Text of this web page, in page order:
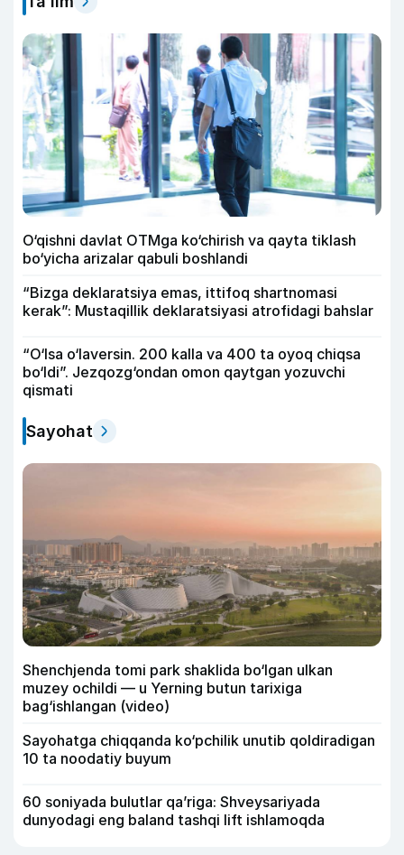
O‘qishni davlat OTMga ko‘chirish va qayta tiklash
bo‘yicha arizalar qabuli boshlandi
“Bizga deklaratsiya emas, ittifoq shartnomasi
kerak”: Mustaqillik deklaratsiyasi atrofidagi bahslar
“O‘lsa o‘laversin. 200 kalla va 400 ta oyoq chiqsa
bo‘ldi”. Jezqozg‘ondan omon qaytgan yozuvchi
qismati
Sayohat
Shenchjenda tomi park shaklida bo‘lgan ulkan
muzey ochildi — u Yerning butun tarixiga
bag‘ishlangan (video)
Sayohatga chiqqanda ko‘pchilik unutib qoldiradigan
10 ta noodatiy buyum
60 soniyada bulutlar qa’riga: Shveysariyada
dunyodagi eng baland tashqi lift ishlamoqda